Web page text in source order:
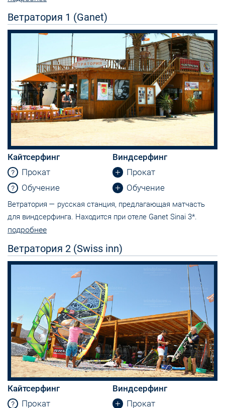
Ветратория 1 (Ganet)
Кайтсерфинг
Прокат
Обучение
Виндсерфинг
Прокат
Обучение
Ветратория — русская станция, предлагающая матчасть
для виндсерфинга. Находится при отеле Ganet Sinai 3*.
подробнее
Ветратория 2 (Swiss inn)
Кайтсерфинг
Прокат
Виндсерфинг
Прокат